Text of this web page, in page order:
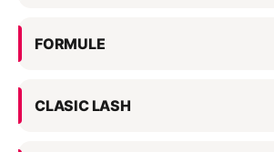
FORMULE
CLASIC LASH